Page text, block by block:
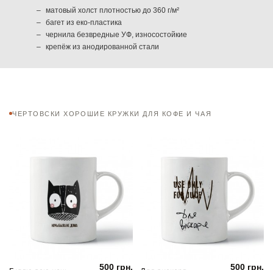
матовый холст плотностью до 360 г/м²
багет из еко-пластика
чернила безвредные УФ, износостойкие
крепёж из анодированной стали
ЧЕРТОВСКИ ХОРОШИЕ КРУЖКИ ДЛЯ КОФЕ И ЧАЯ
500 грн. 500 грн.